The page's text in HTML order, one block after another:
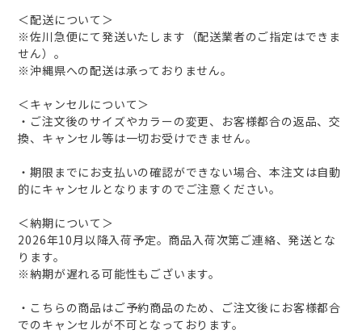
＜配送について＞
※佐川急便にて発送いたします（配送業者のご指定はできま
せん）。
※沖縄県への配送は承っておりません。
＜キャンセルについて＞
・ご注文後のサイズやカラーの変更、お客様都合の返品、交
換、キャンセル等は一切お受けできません。
・期限までにお支払いの確認ができない場合、本注文は自動
的にキャンセルとなりますのでご注意ください。
＜納期について＞
2026年10月以降入荷予定。商品入荷次第ご連絡、発送とな
ります。
※納期が遅れる可能性もございます。
・こちらの商品はご予約商品のため、ご注文後にお客様都合
でのキャンセルが不可となっております。